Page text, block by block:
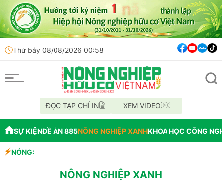
Thứ bảy 08/08/2026 00:58
ĐỌC TẠP CHÍ IN XEM VIDEO
SỰ KIỆNĐỀ ÁN 885NÔNG NGHIỆP XANHKHOA HỌC CÔNG
NÓNG:
NÔNG NGHIỆP XANH